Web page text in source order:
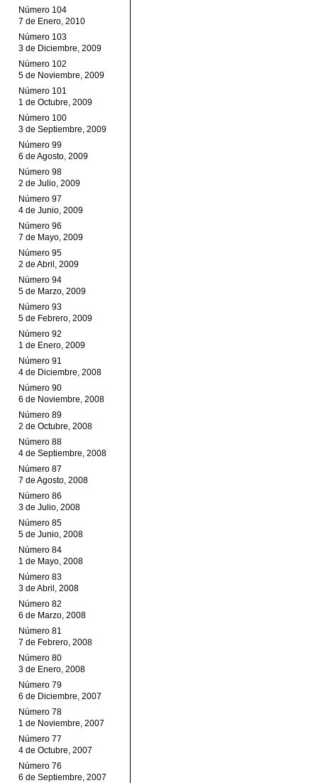
Número 104
7 de Enero, 2010
Número 103
3 de Diciembre, 2009
Número 102
5 de Noviembre, 2009
Número 101
1 de Octubre, 2009
Número 100
3 de Septiembre, 2009
Número 99
6 de Agosto, 2009
Número 98
2 de Julio, 2009
Número 97
4 de Junio, 2009
Número 96
7 de Mayo, 2009
Número 95
2 de Abril, 2009
Número 94
5 de Marzo, 2009
Número 93
5 de Febrero, 2009
Número 92
1 de Enero, 2009
Número 91
4 de Diciembre, 2008
Número 90
6 de Noviembre, 2008
Número 89
2 de Octubre, 2008
Número 88
4 de Septiembre, 2008
Número 87
7 de Agosto, 2008
Número 86
3 de Julio, 2008
Número 85
5 de Junio, 2008
Número 84
1 de Mayo, 2008
Número 83
3 de Abril, 2008
Número 82
6 de Marzo, 2008
Número 81
7 de Febrero, 2008
Número 80
3 de Enero, 2008
Número 79
6 de Diciembre, 2007
Número 78
1 de Noviembre, 2007
Número 77
4 de Octubre, 2007
Número 76
6 de Septiembre, 2007